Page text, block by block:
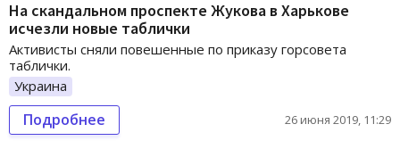
На скандальном проспекте Жукова в Харькове
исчезли новые таблички
Активисты сняли повешенные по приказу горсовета
таблички.
Украина
Подробнее 26 июня 2019, 11:29